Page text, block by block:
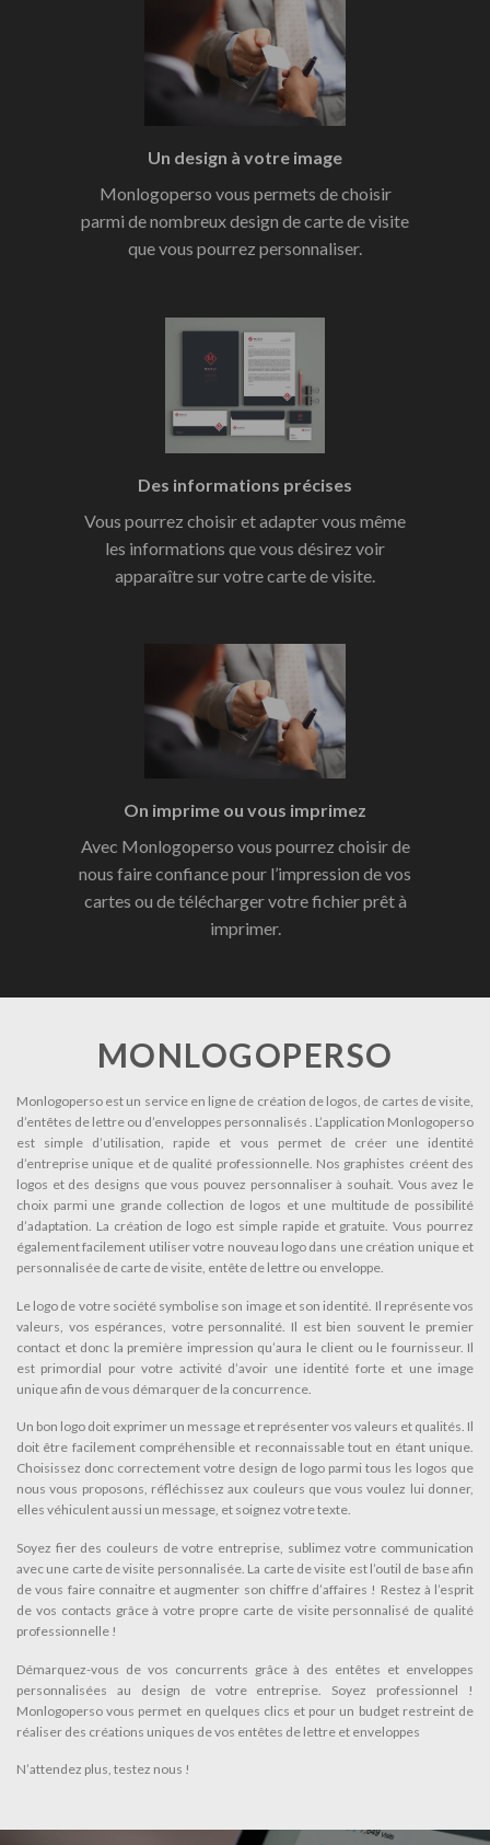
Un design à votre image
Monlogoperso vous permets de choisir
parmi de nombreux design de carte de visite
que vous pourrez personnaliser.
Des informations précises
Vous pourrez choisir et adapter vous même
les informations que vous désirez voir
apparaître sur votre carte de visite.
On imprime ou vous imprimez
Avec Monlogoperso vous pourrez choisir de
nous faire confiance pour l’impression de vos
cartes ou de télécharger votre fichier prêt à
imprimer.
MONLOGOPERSO
Monlogoperso est un service en ligne de création de logos, de cartes de visite,
d’entêtes de lettre ou d’enveloppes personnalisés . L’application Monlogoperso
est simple d’utilisation, rapide et vous permet de créer une identité
d’entreprise unique et de qualité professionnelle. Nos graphistes créent des
logos et des designs que vous pouvez personnaliser à souhait. Vous avez le
choix parmi une grande collection de logos et une multitude de possibilité
d’adaptation. La création de logo est simple rapide et gratuite. Vous pourrez
également facilement utiliser votre nouveau logo dans une création unique et
personnalisée de carte de visite, entête de lettre ou enveloppe.
Le logo de votre société symbolise son image et son identité. Il représente vos
valeurs, vos espérances, votre personnalité. Il est bien souvent le premier
contact et donc la première impression qu’aura le client ou le fournisseur. Il
est primordial pour votre activité d’avoir une identité forte et une image
unique afin de vous démarquer de la concurrence.
Un bon logo doit exprimer un message et représenter vos valeurs et qualités. Il
doit être facilement compréhensible et reconnaissable tout en étant unique.
Choisissez donc correctement votre design de logo parmi tous les logos que
nous vous proposons, réfléchissez aux couleurs que vous voulez lui donner,
elles véhiculent aussi un message, et soignez votre texte.
Soyez fier des couleurs de votre entreprise, sublimez votre communication
avec une carte de visite personnalisée. La carte de visite est l’outil de base afin
de vous faire connaitre et augmenter son chiffre d’affaires ! Restez à l’esprit
de vos contacts grâce à votre propre carte de visite personnalisé de qualité
professionnelle !
Démarquez-vous de vos concurrents grâce à des entêtes et enveloppes
personnalisées au design de votre entreprise. Soyez professionnel !
Monlogoperso vous permet en quelques clics et pour un budget restreint de
réaliser des créations uniques de vos entêtes de lettre et enveloppes
N’attendez plus, testez nous !